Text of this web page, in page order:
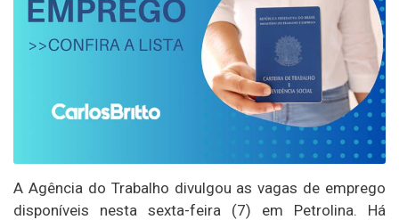
A Agência do Trabalho divulgou as vagas de emprego
disponíveis nesta sexta-feira (7) em Petrolina. Há